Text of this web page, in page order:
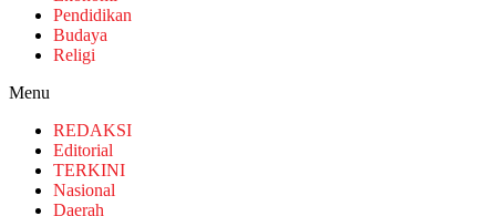
Pendidikan
Budaya
Religi
Menu
REDAKSI
Editorial
TERKINI
Nasional
Daerah